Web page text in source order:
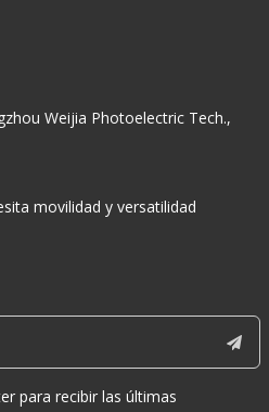
Weijia Photoelectric Tech.,
movilidad y versatilidad
para recibir las últimas